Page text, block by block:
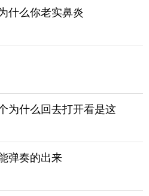
什么你老实鼻炎
为什么回去打开看是这
弹奏的出来